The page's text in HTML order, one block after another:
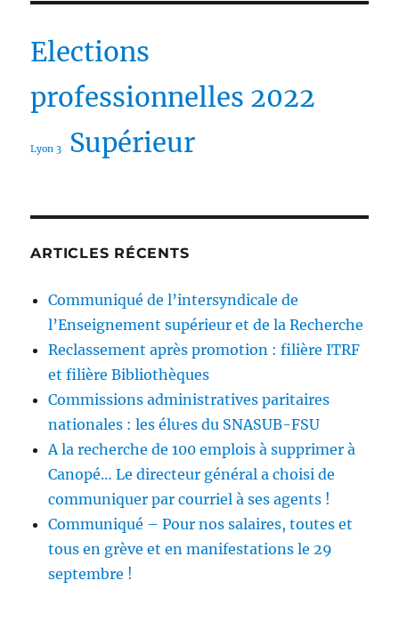
Elections
professionnelles 2022
Lyon 3 Supérieur
ARTICLES RÉCENTS
Communiqué de l’intersyndicale de
l’Enseignement supérieur et de la Recherche
Reclassement après promotion : filière ITRF
et filière Bibliothèques
Commissions administratives paritaires
nationales : les élu·es du SNASUB-FSU
A la recherche de 100 emplois à supprimer à
Canopé… Le directeur général a choisi de
communiquer par courriel à ses agents !
Communiqué – Pour nos salaires, toutes et
tous en grève et en manifestations le 29
septembre !